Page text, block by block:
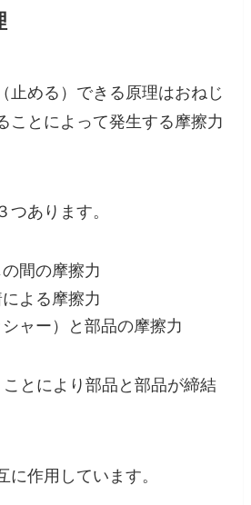
止める）できる原理はおねじ
ことによって発生する摩擦力
つあります。
間の摩擦力
よる摩擦力
ャー）と部品の摩擦力
とにより部品と部品が締結
に作用しています。